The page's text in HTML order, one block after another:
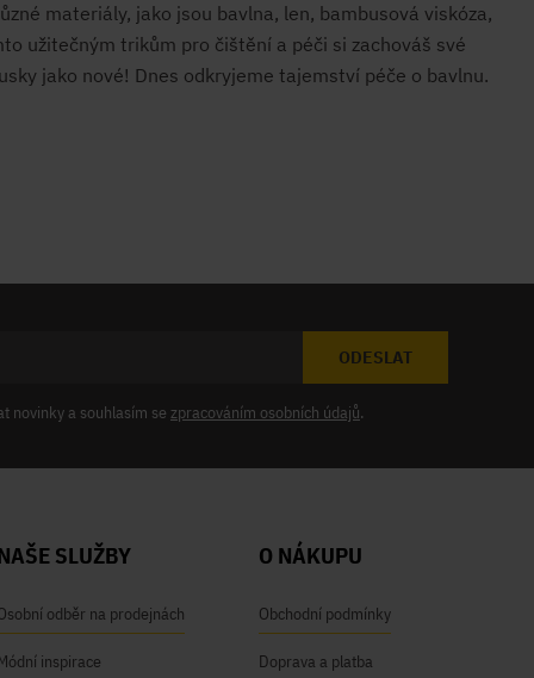
materiály, jako jsou bavlna, len, bambusová viskóza,
užitečným trikům pro čištění a péči si zachováš své
jako nové! Dnes odkryjeme tajemství péče o bavlnu.
ODESLAT
novinky a souhlasím se zpracováním osobních údajů.
SLUŽBY
odběr na prodejnách
inspirace
O NÁKUPU
Obchodní podmínky
Doprava a platba